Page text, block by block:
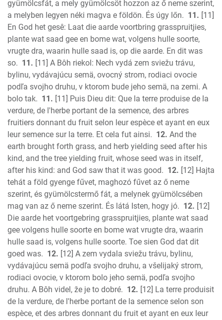
gyümölcsfát, a mely gyümölcsöt hozzon az ő neme szerint,
a melyben legyen néki magva e földön. És úgy lőn. 11. [11]
En God het gesê: Laat die aarde voortbring grasspruitjies,
plante wat saad gee en bome wat, volgens hulle soorte,
vrugte dra, waarin hulle saad is, op die aarde. En dit was
so. 11. [11] A Bôh riekol: Nech vydá zem sviežu trávu,
bylinu, vydávajúcu semä, ovocný strom, rodiaci ovocie
podľa svojho druhu, v ktorom bude jeho semä, na zemi. A
bolo tak. 11. [11] Puis Dieu dit: Que la terre produise de la
verdure, de l'herbe portant de la semence, des arbres
fruitiers donnant du fruit selon leur espèce et ayant en eux
leur semence sur la terre. Et cela fut ainsi. 12. And the
earth brought forth grass, and herb yielding seed after his
kind, and the tree yielding fruit, whose seed was in itself,
after his kind: and God saw that it was good. 12. [12] Hajta
tehát a föld gyenge fűvet, maghozó fűvet az ő neme
szerint, és gyümölcstermő fát, a melynek gyümölcsében
mag van az ő neme szerint. És látá Isten, hogy jó. 12. [12]
Die aarde het voortgebring grasspruitjies, plante wat saad
gee volgens hulle soorte en bome wat vrugte dra, waarin
hulle saad is, volgens hulle soorte. Toe sien God dat dit
goed was. 12. [12] A zem vydala sviežu trávu, bylinu,
vydávajúcu semä podľa svojho druhu, a všelijaký strom,
rodiaci ovocie, v ktorom bolo jeho semä, podľa svojho
druhu. A Bôh videl, že je to dobré. 12. [12] La terre produisit
de la verdure, de l'herbe portant de la semence selon son
espèce, et des arbres donnant du fruit et ayant en eux leur